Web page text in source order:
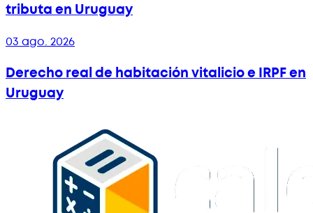
tributa en Uruguay
03 ago. 2026
Derecho real de habitación vitalicio e IRPF en
Uruguay